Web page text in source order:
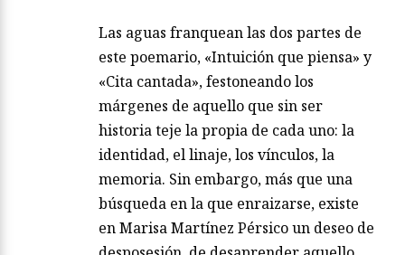
Las aguas franquean las dos partes de
este poemario, «Intuición que piensa» y
«Cita cantada», festoneando los
márgenes de aquello que sin ser
historia teje la propia de cada uno: la
identidad, el linaje, los vínculos, la
memoria. Sin embargo, más que una
búsqueda en la que enraizarse, existe
en Marisa Martínez Pérsico un deseo de